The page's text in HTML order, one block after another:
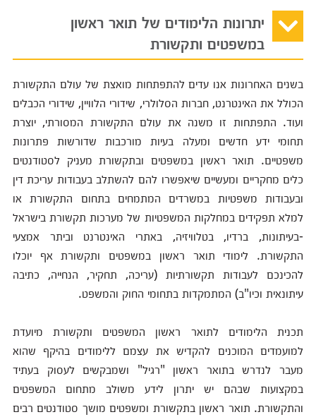
יתרונות הלימודים של תואר ראשון
במשפטים ותקשורת
בשנים האחרונות אנו עדים להתפתחות מואצת של עולם התקשורת
הכולל את האינטרנט, חברות הסלולרי, שידורי הלוויין, שידורי הכבלים
ועוד. התפתחות זו משנה את עולם התקשורת המסורתי, יוצרת
תחומי ידע חדשים ומעלה בעיות מורכבות שדורשות פתרונות
משפטיים. תואר ראשון במשפטים ובתקשורת מעניק לסטודנטים
כלים מחקריים ומעשיים שיאפשרו להם להשתלב בעבודות עריכת דין
ובעבודות משפטיות במשרדים המתמחים בתחום התקשורת או
למלא תפקידים במחלקות המשפטיות של מערכות תקשורת בישראל
-בעיתונות, ברדיו, בטלוויזיה, באתרי האינטרנט וביתר אמצעי
התקשורת. לימודי תואר ראשון במשפטים ותקשורת אף יוכלו
להכינכם לעבודות תקשורתיות (עריכה, תחקיר, הנחייה, כתיבה
עיתונאית וכיו"ב) המתמקדות בתחומי החוק והמשפט.
תכנית הלימודים לתואר ראשון המשפטים ותקשורת מיועדת
למועמדים המוכנים להקדיש את עצמם ללימודים בהיקף שהוא
מעבר לנדרש בתואר ראשון "רגיל" ושמבקשים לעסוק בעתיד
במקצועות שבהם יש יתרון לידע משולב מתחום המשפטים
והתקשורת. תואר ראשון בתקשורת ומשפטים מושך סטודנטים רבים